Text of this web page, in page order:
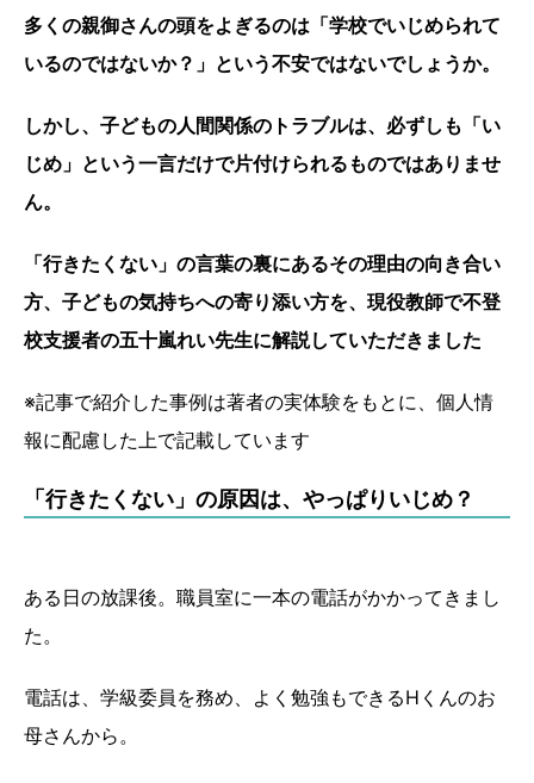
多くの親御さんの頭をよぎるのは「学校でいじめられて
いるのではないか？」という不安ではないでしょうか。
しかし、子どもの人間関係のトラブルは、必ずしも「い
じめ」という一言だけで片付けられるものではありませ
ん。
「行きたくない」の言葉の裏にあるその理由の向き合い
方、子どもの気持ちへの寄り添い方を、現役教師で不登
校支援者の五十嵐れい先生に解説していただきました
※記事で紹介した事例は著者の実体験をもとに、個人情
報に配慮した上で記載しています
「行きたくない」の原因は、やっぱりいじめ？
ある日の放課後。職員室に一本の電話がかかってきまし
た。
電話は、学級委員を務め、よく勉強もできるHくんのお
母さんから。